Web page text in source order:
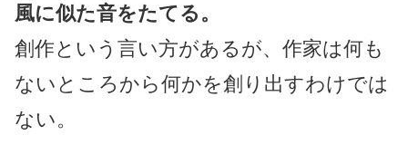
風に似た音をたてる。
創作という言い方があるが、作家は何も
ないところから何かを創り出すわけでは
ない。